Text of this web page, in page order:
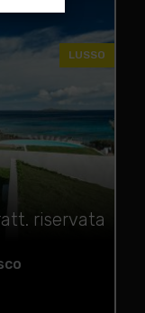
LUSSO
riservata